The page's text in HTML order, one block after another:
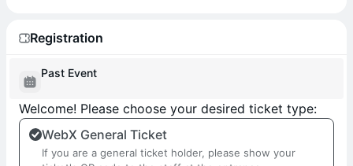
Registration
Past Event
Welcome! Please choose your desired ticket type:
WebX General Ticket
If you are a general ticket holder, please show your